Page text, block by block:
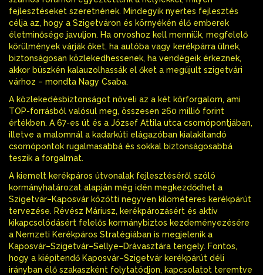
fejlesztéseket szeretnének. Mindegyik nyertes fejlesztés
célja az, hogy a Szigetváron és környékén élő emberek
életminősége javuljon. Ha orvoshoz kell menniük, megfelelő
körülmények várják őket, ha autóba vagy kerékpárra ülnek,
biztonságosan közlekedhessenek, ha vendégeik érkeznek,
akkor büszkén kalauzolhassák el őket a megújult szigetvári
várhoz – mondta Nagy Csaba.
A közlekedésbiztonságot növeli az a két körforgalom, ami
TOP-forrásból valósul meg, összesen 260 millió forint
értékben. A 67-es út és a József Attila utca csomópontjában,
illetve a malomnál a kadarkúti elágazóban kialakítandó
csomópontok rugalmasabbá és sokkal biztonságosabbá
teszik a forgalmat.
A kiemelt kerékpáros útvonalak fejlesztéséről szóló
kormányhatározat alapján még idén megkezdődhet a
Szigetvár–Kaposvár közötti negyven kilométeres kerékpárút
tervezése. Révész Máriusz, kerékpározásért és aktív
kikapcsolódásért felelős kormánybiztos kezdeményezésére
a Nemzeti Kerékpáros Stratégiában is megjelenik a
Kaposvár–Szigetvár–Sellye–Drávasztára tengely. Fontos,
hogy a kiépítendő Kaposvár–Szigetvár kerékpárút déli
irányban élő szakaszként folytatódjon, kapcsolatot teremtve